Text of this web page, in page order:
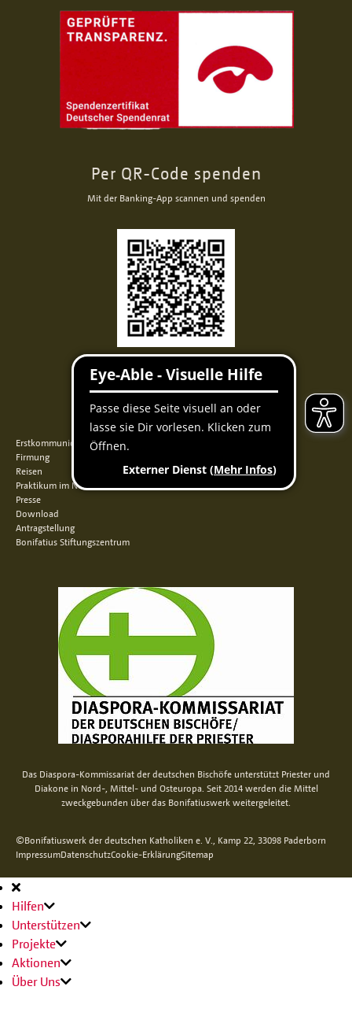
Per QR-Code spenden
Mit der Banking-App scannen und spenden
FacebookInstagramYoutube
QUICKLINKS
Erstkommunion
Firmung
Reisen
Praktikum im Norden
Presse
Download
Antragstellung
Bonifatius Stiftungszentrum
Das Diaspora-Kommissariat der deutschen Bischöfe unterstützt Priester und
Diakone in Nord-, Mittel- und Osteuropa. Seit 2014 werden die Mittel
zweckgebunden über das Bonifatiuswerk weitergeleitet.
©Bonifatiuswerk der deutschen Katholiken e. V., Kamp 22, 33098 Paderborn
ImpressumDatenschutzCookie-ErklärungSitemap
Hauptnavigation
Hilfen
Unterstützen
Projekte
Aktionen
Über Uns